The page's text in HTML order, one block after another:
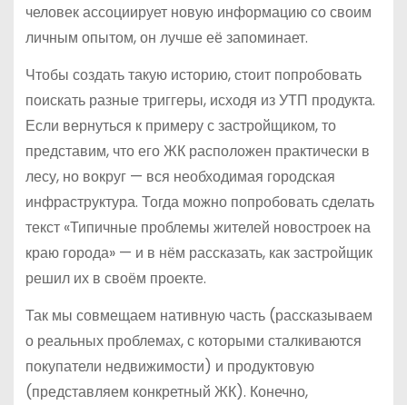
человек ассоциирует новую информацию со своим
личным опытом, он лучше её запоминает.
Чтобы создать такую историю, стоит попробовать
поискать разные триггеры, исходя из УТП продукта.
Если вернуться к примеру с застройщиком, то
представим, что его ЖК расположен практически в
лесу, но вокруг — вся необходимая городская
инфраструктура. Тогда можно попробовать сделать
текст «Типичные проблемы жителей новостроек на
краю города» — и в нём рассказать, как застройщик
решил их в своём проекте.
Так мы совмещаем нативную часть (рассказываем
о реальных проблемах, с которыми сталкиваются
покупатели недвижимости) и продуктовую
(представляем конкретный ЖК). Конечно,